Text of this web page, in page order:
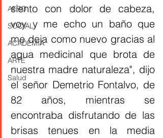
AFRO
SOCIAL
ACADEMIA
ARTE
Salud
siento con dolor de cabeza,
voy y me echo un baño que
me deja como nuevo gracias al
agua medicinal que brota de
nuestra madre naturaleza", dijo
el señor Demetrio Fontalvo, de
82 años, mientras se
encontraba disfrutando de las
brisas tenues en la media